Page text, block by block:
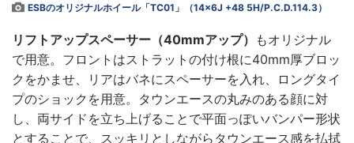
ESBのオリジナルホイール「TC01」（14×6J +48 5H/P.C.D.114.3）
リフトアップスペーサー（40mmアップ） もオリジナル
で用意。フロントはストラットの付け根に40mm厚ブロッ
クをかませ、リアはバネにスペーサーを入れ、ロングタイ
プのショックを用意。タウンエースの丸みのある顔に対
し、両サイドを立ち上げることで平面っぽいバンパー形状
とすることで、スッキリとしながらタウンエース感を払拭